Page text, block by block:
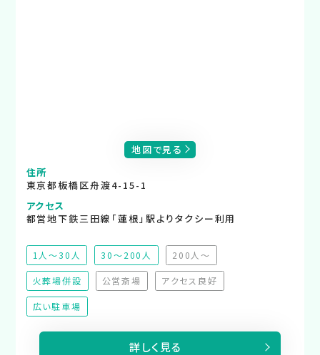
地図で見る
住所
東京都板橋区舟渡4-15-1
アクセス
都営地下鉄三田線「蓮根」駅よりタクシー利用
1人～30人 30～200人
200人～
（非推奨）
火葬場併設
公営斎場
（非対応）
アクセス良好
（非対応）
広い駐車場
詳しく見る